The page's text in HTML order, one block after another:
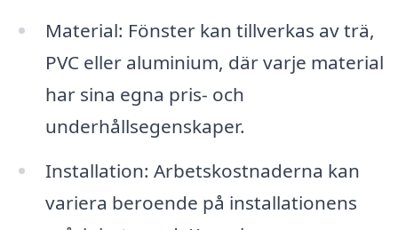
Material: Fönster kan tillverkas av trä,
PVC eller aluminium, där varje material
har sina egna pris- och
underhållsegenskaper.
Installation: Arbetskostnaderna kan
variera beroende på installationens